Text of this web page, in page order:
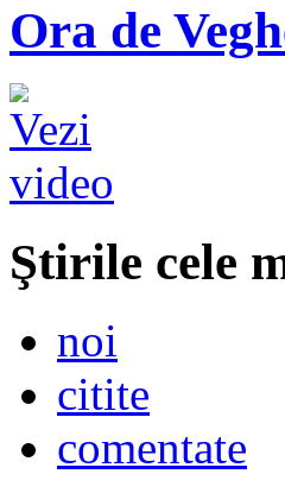
Ora de
Ştirile cele
noi
citite
comentate